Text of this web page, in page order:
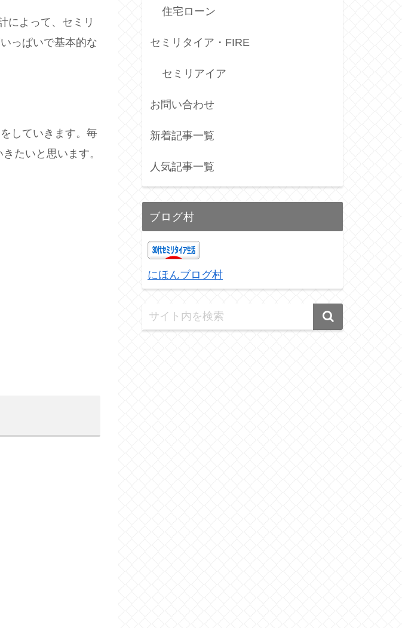
によって、セミリ
っぱいで基本的な
していきます。毎
たいと思います。
住宅ローン
セミリタイア・FIRE
セミリアイア
お問い合わせ
新着記事一覧
人気記事一覧
ブログ村
にほんブログ村